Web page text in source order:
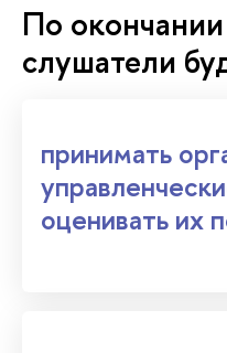
По
слушатели
принимать
оценивать их